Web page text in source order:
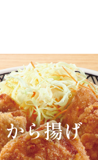
から揚げ